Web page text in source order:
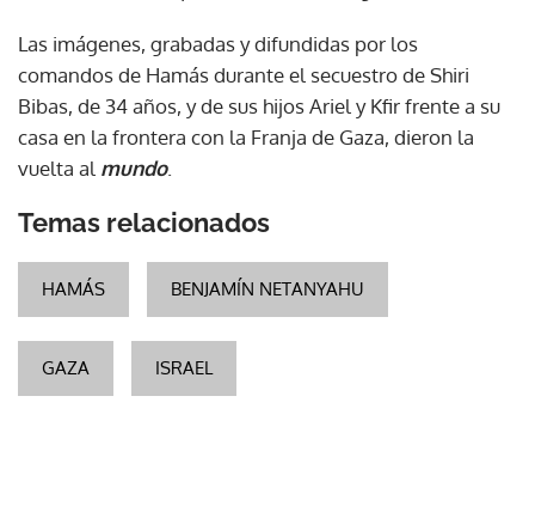
Las imágenes, grabadas y difundidas por los
comandos de Hamás durante el secuestro de Shiri
Bibas, de 34 años, y de sus hijos Ariel y Kfir frente a su
casa en la frontera con la Franja de Gaza, dieron la
vuelta al mundo.
Temas relacionados
HAMÁS BENJAMÍN NETANYAHU
GAZA ISRAEL